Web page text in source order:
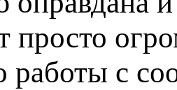
просто
работы с